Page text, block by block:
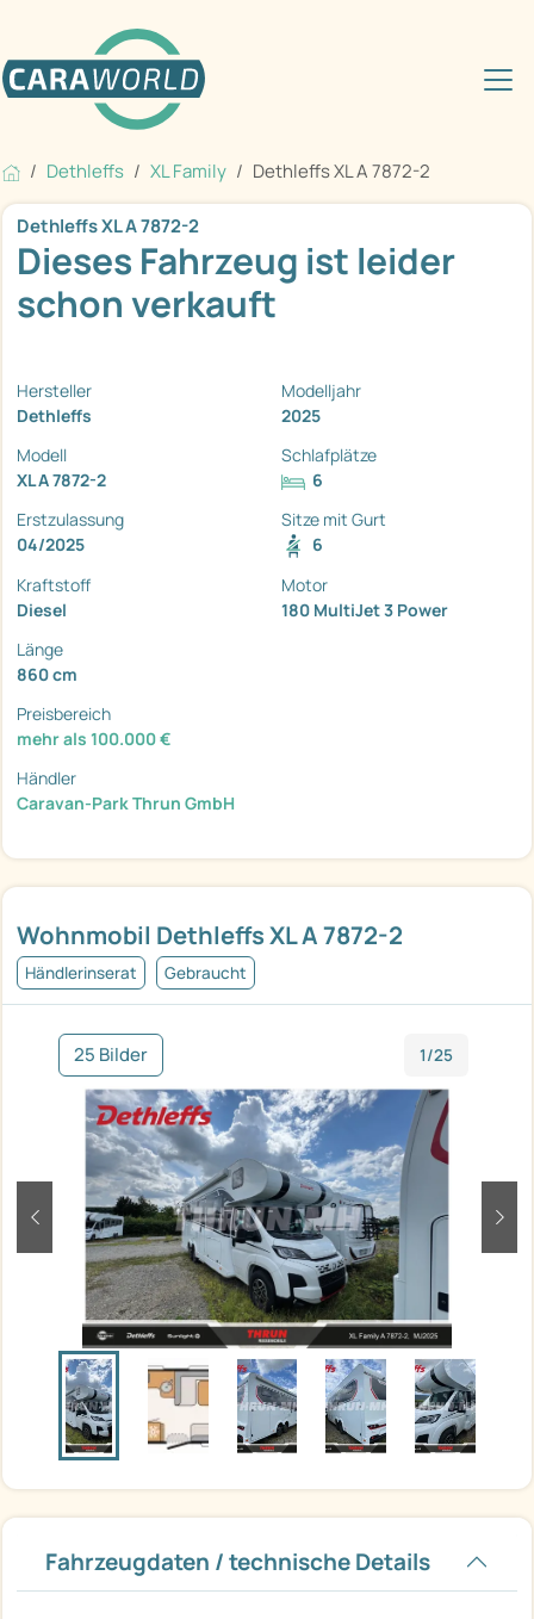
Dethleffs XL Family Dethleffs XL A 7872-2
Wohnmobil Dethleffs XL A 7872-2
Händlerinserat Gebraucht
25 Bilder 1/25
zurück
Fahrzeugdaten / technische Details
Dethleffs XL A 7872-2
Dieses Fahrzeug ist leider
schon verkauft
Hersteller
Dethleffs
Modelljahr
2025
Modell
XL A 7872-2
Schlafplätze
6
Erstzulassung
04/2025
Sitze mit Gurt
6
Kraftstoff
Diesel
Motor
180 MultiJet 3 Power
Länge
860 cm
Preisbereich
mehr als 100.000 €
Händler
Caravan-Park Thrun GmbH